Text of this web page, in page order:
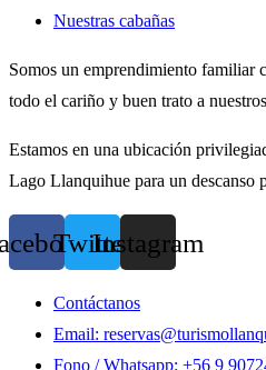
Nuestras cabañas
Somos un emprendimiento familiar
todo el cariño y buen trato a
Estamos en una ubicación
Lago Llanquihue para un descanso
TwitterInstagram
Contáctanos
Email:
Fono / Whatsapp: +56 9